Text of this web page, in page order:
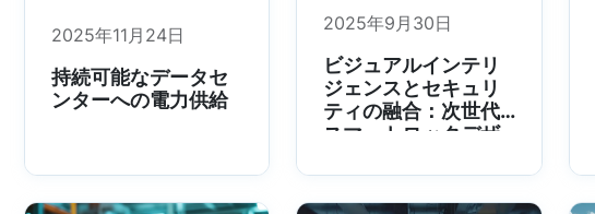
2025年11月24日
持続可能なデータセ
ンターへの電力供給
2025年9月30日
ビジュアルインテリ
ジェンスとセキュリ
ティの融合：次世代
スマートロックデザ